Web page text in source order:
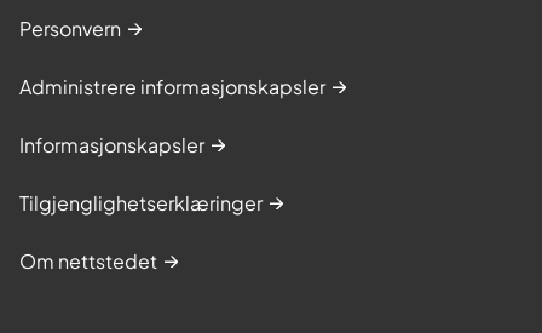
Personvern
Administrere informasjonskapsler
Informasjonskapsler
Tilgjenglighetserklæringer
Om nettstedet